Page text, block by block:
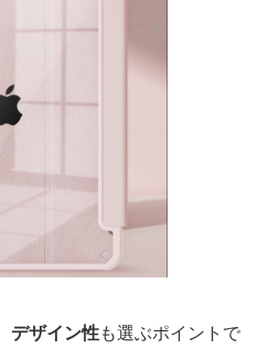
デザイン性も選ぶポイントで